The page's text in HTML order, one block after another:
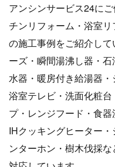
アンシンサービス24に
チンリフォーム・浴室
の施工事例をご紹介し
ーズ・瞬間湯沸し器・
水器・暖房付き給湯器
浴室テレビ・洗面化粧
プ・レンジフード・食
IHクッキングヒーター
ンターホン・樹木伐採